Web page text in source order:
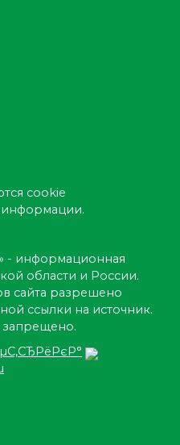
cookie
информации.
- информационная
области и России.
сайта разрешено
ссылки на источник.
запрещено.